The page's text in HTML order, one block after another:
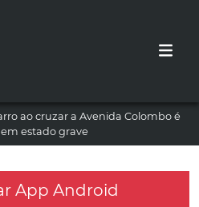
ao cruzar a Avenida Colombo é
estado grave
App Android